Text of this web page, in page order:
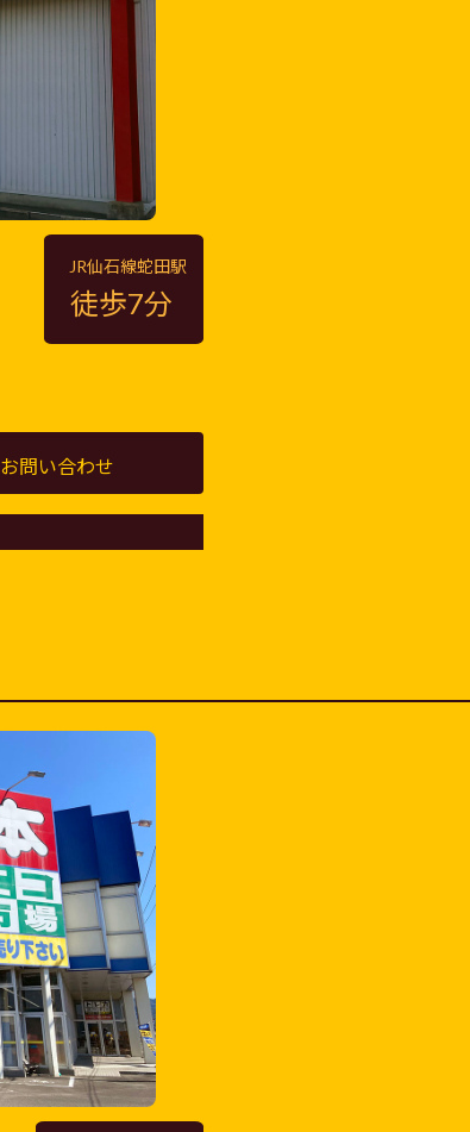
JR仙石線蛇田駅
徒歩7分
お問い合わせ